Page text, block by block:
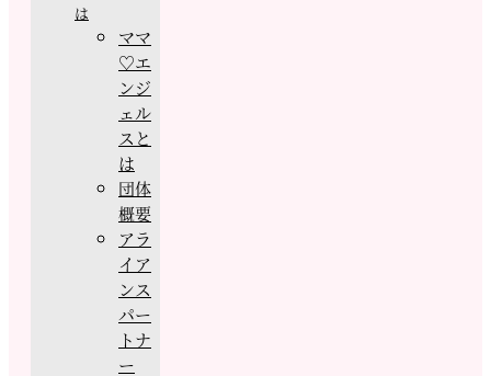
は
ママ
♡エ
ンジ
ェル
スと
は
団体
概要
アラ
イア
ンス
パー
トナ
ー